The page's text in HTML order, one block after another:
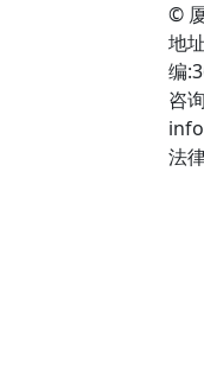
©
地
编
咨
法